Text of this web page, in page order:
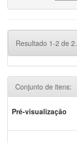
Resultado 1-2 de 2.
Conjunto de itens:
Pré-visualização